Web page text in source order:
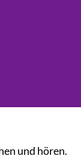
und hören.